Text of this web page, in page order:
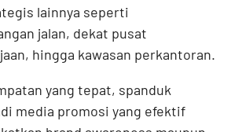
lainnya seperti
jalan, dekat pusat
hingga kawasan perkantoran.
yang tepat, spanduk
media promosi yang efektif